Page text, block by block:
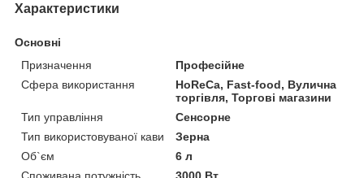
Характеристики
Основні
Призначення
Професійне
Сфера використання
HoReCa, Fast-food, Вулична
торгівля, Торгові магазини
Тип управління
Сенсорне
Тип використовуваної кави
Зерна
Об`єм
6 л
Споживана потужність
3000 Вт